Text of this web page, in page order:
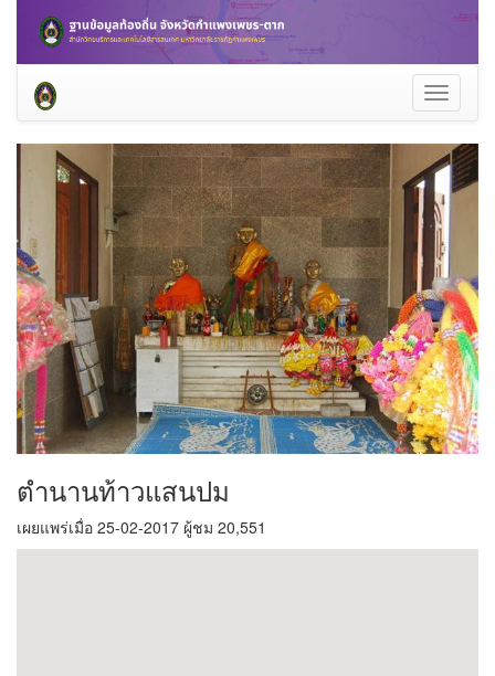
Toggle
ตำนานท้าวแสนปม
เผยแพร่เมื่อ 25-02-2017 ผู้ชม 20,551